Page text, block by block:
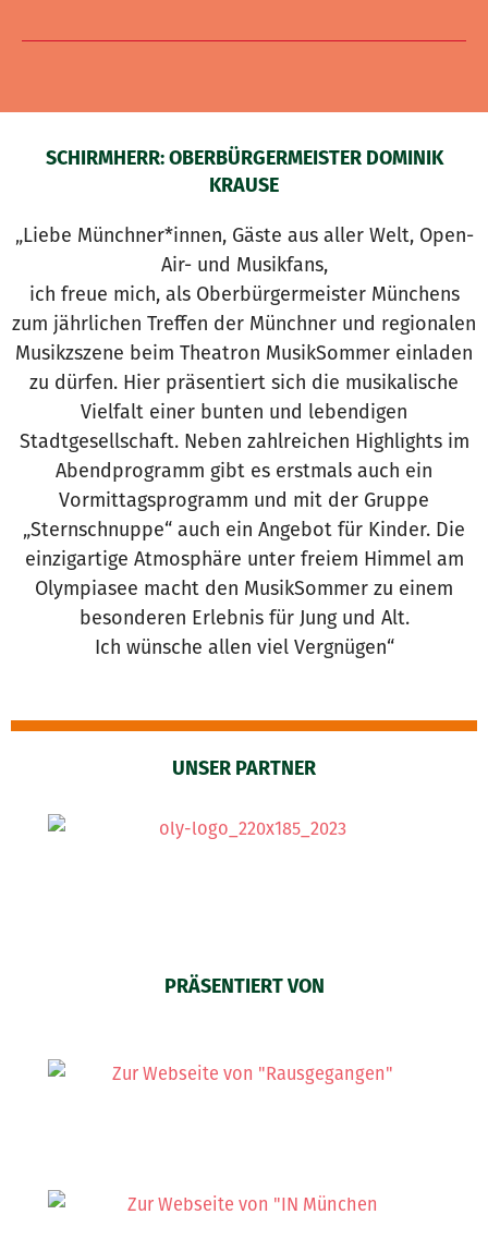
SCHIRMHERR: OBERBÜRGERMEISTER DOMINIK
KRAUSE
„Liebe Münchner*innen, Gäste aus aller Welt, Open-
Air- und Musikfans,
ich freue mich, als Oberbürgermeister Münchens
zum jährlichen Treffen der Münchner und regionalen
Musikzszene beim Theatron MusikSommer einladen
zu dürfen. Hier präsentiert sich die musikalische
Vielfalt einer bunten und lebendigen
Stadtgesellschaft. Neben zahlreichen Highlights im
Abendprogramm gibt es erstmals auch ein
Vormittagsprogramm und mit der Gruppe
„Sternschnuppe“ auch ein Angebot für Kinder. Die
einzigartige Atmosphäre unter freiem Himmel am
Olympiasee macht den MusikSommer zu einem
besonderen Erlebnis für Jung und Alt.
Ich wünsche allen viel Vergnügen“
UNSER PARTNER
PRÄSENTIERT VON